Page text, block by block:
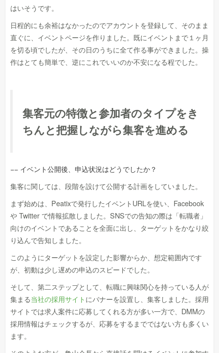
はいそうです。
日程的にも余裕はなかったのでアカウントを登録して、そのまま
直ぐに、イベントページを作りました。既にイベントまで１ヶ月
を切る頃でしたが、その日のうちに全て作る事ができました。操
作はとても簡単で、逆にこれでいいのか不安になる程でした。
集客元の特徴と参加者のタイプをき
ちんと把握しながら集客を進める
−− イベント公開後、申込状況はどうでしたか？
集客に関しては、段階を設けて公開する計画をしていました。
まず始めは、Peatixで発行したイベントURLを使い、Facebook
や Twitter で情報拡散しました。SNSでの告知の際は「転職者」
向けのイベントであることを全面に出し、ターゲットをかなり絞
り込んで告知しました。
このようにターゲットを設定した影響からか、想定範囲内です
が、初動は少し遅めの申込のスピードでした。
そして、第二ステップとして、転職に興味関心を持っている人が
集まる当社の採用サイトにバナーを設置し、集客しました。採用
サイトでは求人案件に応募してくれる方が多い一方で、DMMの
採用情報はチェックするが、応募をするまでではない方も多くい
ます。